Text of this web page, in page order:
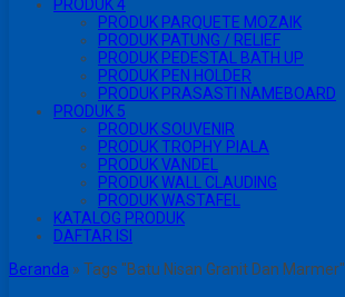
PRODUK 4
PRODUK PARQUETE MOZAIK
PRODUK PATUNG / RELIEF
PRODUK PEDESTAL BATH UP
PRODUK PEN HOLDER
PRODUK PRASASTI NAMEBOARD
PRODUK 5
PRODUK SOUVENIR
PRODUK TROPHY PIALA
PRODUK VANDEL
PRODUK WALL CLAUDING
PRODUK WASTAFEL
KATALOG PRODUK
DAFTAR ISI
Beranda » Tags "Batu Nisan Granit Dan Marmer"